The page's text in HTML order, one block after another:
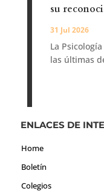
su
31 Jul 2026
La
las últimas
ENLACES DE
Home
Boletín
Colegios